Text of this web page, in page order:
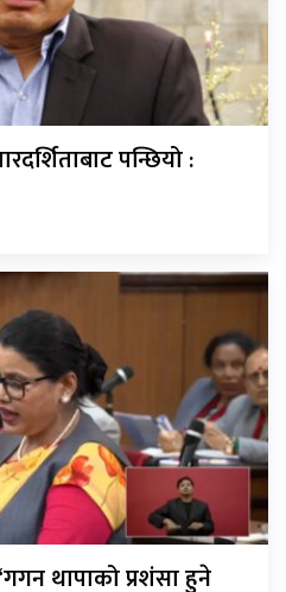
पन्छियो :
थापाको प्रशंसा हुने